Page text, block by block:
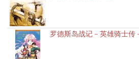
罗德斯岛战记－英雄骑士传